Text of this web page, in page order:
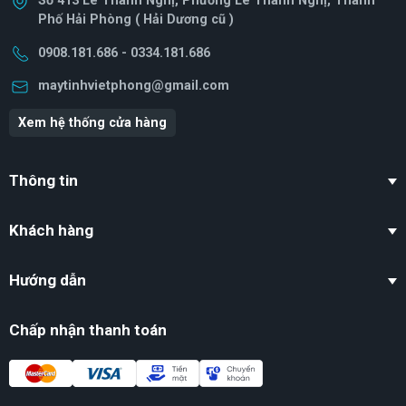
Card mở rộng -
LOA 2 Loa
Hệ điều
quyền) đi kèm
x Rộng x Cao)
Trọng Lượng 1.46 kg
Màu sắc Bạc
Phố Hải Phòng ( Hải Dương cũ )
0908.181.686 - 0334.181.686
maytinhvietphong@gmail.com
Xem hệ thống cửa hàng
Thông tin
Khách hàng
Hướng dẫn
Chấp nhận thanh toán